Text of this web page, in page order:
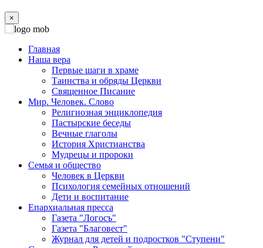
×
Главная
Наша вера
Первые шаги в храме
Таинства и обряды Церкви
Священное Писание
Мир. Человек. Слово
Религиозная энциклопедия
Пастырские беседы
Вечные глаголы
История Христианства
Мудрецы и пророки
Семья и общество
Человек в Церкви
Психология семейных отношений
Дети и воспитание
Епархиальная пресса
Газета "Логосъ"
Газета "Благовест"
Журнал для детей и подростков "Ступени"